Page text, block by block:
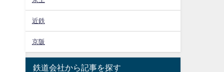
近鉄
京阪
鉄道会社から記事を探す